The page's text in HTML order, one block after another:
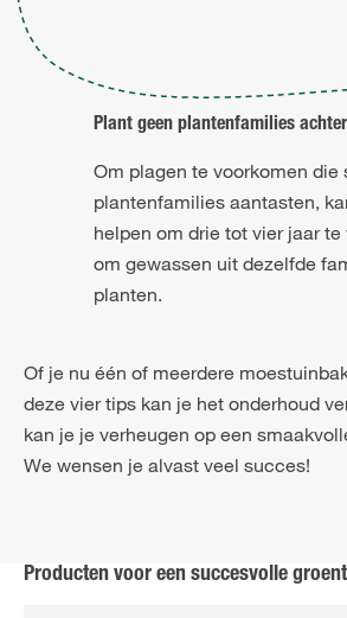
Plant geen plantenfamilies
Om plagen te voorkomen die
plantenfamilies aantasten,
helpen om drie tot vier jaar
om gewassen uit dezelfde
planten.
Of je nu één of meerdere
deze vier tips kan je het onderhoud
kan je je verheugen op een
We wensen je alvast veel succes!
Producten voor een succesvolle